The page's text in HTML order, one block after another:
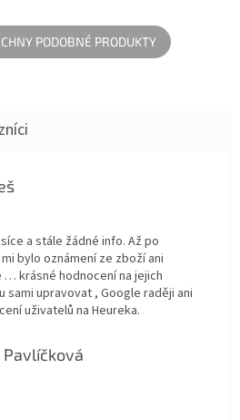
bavlněných šňůr.
PODOBNÉ PRODUKTY
je 1 z 5 hvězdiček.
a stále žádné info. Až po
bylo oznámení ze zboží ani
krásné hodnocení na jejich
sami upravovat , Google raději ani
uživatelů na Heureka.
Pavlíčková
je 5 z 5 hvězdiček.